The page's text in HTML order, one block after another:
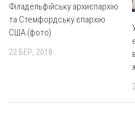
Філадельфійську архиєпархію
та Стемфордську єпархію
США (фото)
22 БЕР, 2018